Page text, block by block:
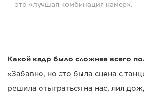
это «лучшая комбинация камер».
Какой кадр было сложнее всего
«Забавно, но это была сцена с
решила отыграться на нас, лил